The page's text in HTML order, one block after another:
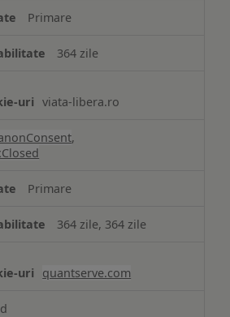
Primare
364 zile
viata-libera.ro
,
Primare
364 zile, 364 zile
quantserve.com